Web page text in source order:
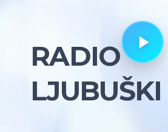
RADIO
LJUBUŠKI